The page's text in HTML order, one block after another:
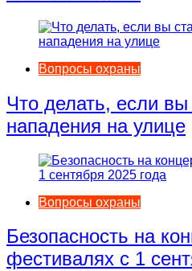
Вопросы охраны
Что делать, если
нападения на улице
Вопросы охраны
Безопасность на
фестивалях с 1